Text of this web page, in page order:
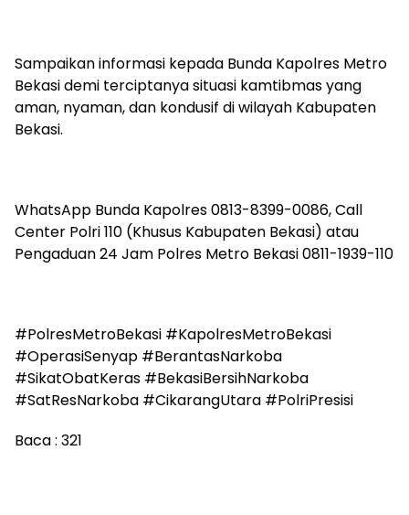
Sampaikan informasi kepada Bunda Kapolres Metro
Bekasi demi terciptanya situasi kamtibmas yang
aman, nyaman, dan kondusif di wilayah Kabupaten
Bekasi.
WhatsApp Bunda Kapolres 0813-8399-0086, Call
Center Polri 110 (Khusus Kabupaten Bekasi) atau
Pengaduan 24 Jam Polres Metro Bekasi 0811-1939-110
#PolresMetroBekasi #KapolresMetroBekasi
#OperasiSenyap #BerantasNarkoba
#SikatObatKeras #BekasiBersihNarkoba
#SatResNarkoba #CikarangUtara #PolriPresisi
Baca : 321